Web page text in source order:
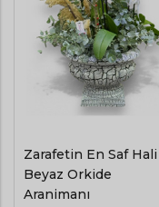
Zarafetin En Saf Hali
Beyaz Orkide
Aranjmanı